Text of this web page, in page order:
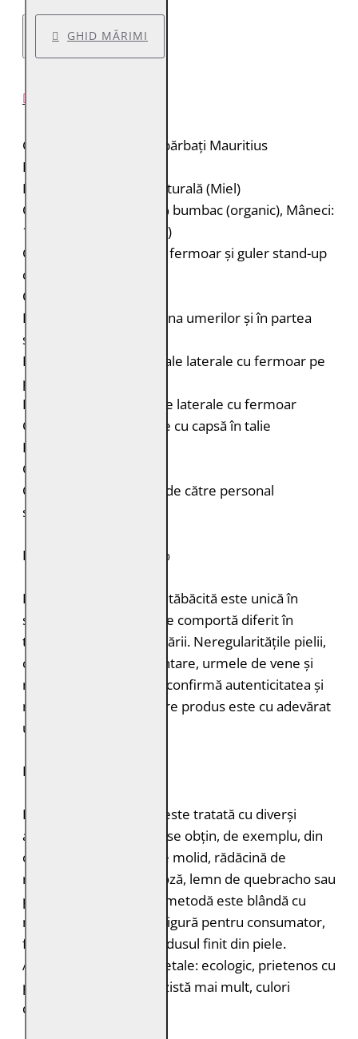
GHID MĂRIMI
Geacă de piele pentru bărbați Mauritius
Brand: Mauritius
Material: 100% piele naturală (Miel)
Căptușeală: Corp: 100% bumbac (organic), Mâneci:
100% poliester (reciclat)
Geacă de piele biker cu fermoar și guler stand-up
cu capsă
Cusături decorative
Porțiuni matlasate în zona umerilor și în partea
superioară a brațelor
Două buzunare orizontale laterale cu fermoar pe
piept
Două buzunare verticale laterale cu fermoar
Curele laterale reglabile cu capsă în talie
Fermoar la mâneci
Croială: Regular Fit
Curățare: Spălare doar de către personal
specializat
PIELE NATURALĂ: 100%
Fiecare bucată de piele tăbăcită este unică în
structură, grosimea și se comportă diferit în
timpul vopsirii și procesării. Neregularitățile pielii,
cum ar fi petele pigmentare, urmele de vene și
mușcăturile de insecte confirmă autenticitatea și
naturalețea pielii. Fiecare produs este cu adevărat
unic.
DURABILITATE
Pielea tăbăcită vegetal este tratată cu diverși
agenți de tăbăcire care se obțin, de exemplu, din
coajă de stejar, coajă de molid, rădăcină de
rubarbă, coajă de mimoză, lemn de quebracho sau
păstăi de tara. Această metodă este blândă cu
mediul înconjurător și sigură pentru consumator,
fără a lăsa toxine în produsul finit din piele.
Avantajele tăbăcirii vegetale: ecologic, prietenos cu
pielea, miros plăcut, rezistă mai mult, culori
deosebite.